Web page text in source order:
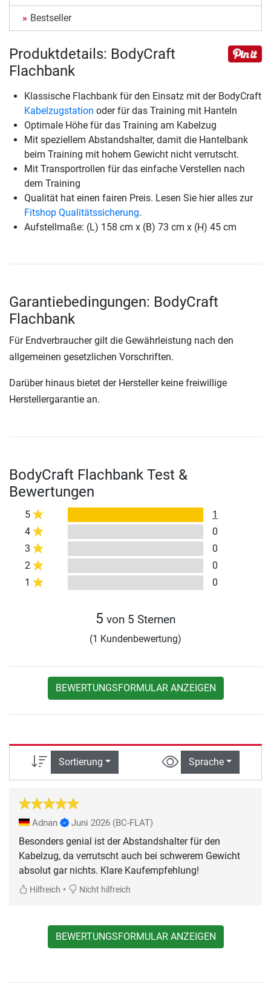
Bestseller
Produktdetails: BodyCraft
Flachbank
Klassische Flachbank für den Einsatz mit der BodyCraft
Kabelzugstation oder für das Training mit Hanteln
Optimale Höhe für das Training am Kabelzug
Mit speziellem Abstandshalter, damit die Hantelbank
beim Training mit hohem Gewicht nicht verrutscht.
Mit Transportrollen für das einfache Verstellen nach
dem Training
Qualität hat einen fairen Preis. Lesen Sie hier alles zur
Fitshop Qualitätssicherung.
Aufstellmaße: (L) 158 cm x (B) 73 cm x (H) 45 cm
Garantiebedingungen: BodyCraft
Flachbank
Für Endverbraucher gilt die Gewährleistung nach den
allgemeinen gesetzlichen Vorschriften.
Darüber hinaus bietet der Hersteller keine freiwillige
Herstellergarantie an.
BodyCraft Flachbank Test &
Bewertungen
5
1
4
0
3
0
2
0
1
0
5 von 5 Sternen
(1 Kundenbewertung)
BEWERTUNGSFORMULAR ANZEIGEN
Sortierung Sprache
Adnan Juni 2026 (BC-FLAT)
Besonders genial ist der Abstandshalter für den
Kabelzug, da verrutscht auch bei schwerem Gewicht
absolut gar nichts. Klare Kaufempfehlung!
Hilfreich • Nicht hilfreich
BEWERTUNGSFORMULAR ANZEIGEN